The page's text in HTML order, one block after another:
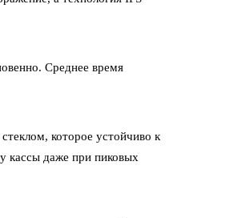
Среднее время
которое устойчиво к
кассы даже при пиковых